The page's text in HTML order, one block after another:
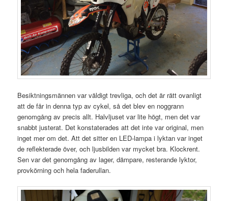
Besiktningsmännen var väldigt trevliga, och det är rätt ovanligt
att de får in denna typ av cykel, så det blev en noggrann
genomgång av precis allt. Halvljuset var lite högt, men det var
snabbt justerat. Det konstaterades att det inte var original, men
inget mer om det. Att det sitter en LED-lampa i lyktan var inget
de reflekterade över, och ljusbilden var mycket bra. Klockrent.
Sen var det genomgång av lager, dämpare, resterande lyktor,
provkörning och hela faderullan.